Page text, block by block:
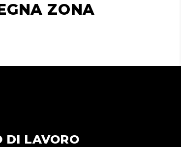
ZONA
DI LAVORO